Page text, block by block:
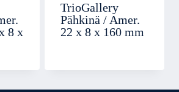
8 x
TrioGallery
Pähkinä / Amer.
22 x 8 x 160 mm